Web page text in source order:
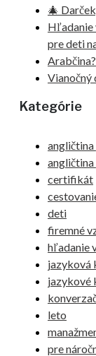
🎄
Hľadanie
pre deti
Vianočný
Kategórie
certifikát
deti
firemné
hľadanie
jazyková
jazykové
leto
pre